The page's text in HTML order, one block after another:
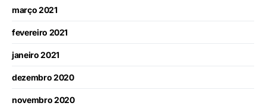
março 2021
fevereiro 2021
janeiro 2021
dezembro 2020
novembro 2020